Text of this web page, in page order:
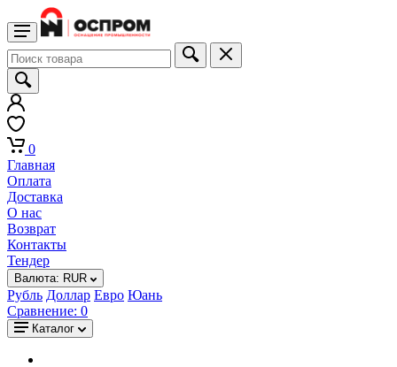
0
Главная
Оплата
Доставка
О нас
Возврат
Контакты
Тендер
Валюта: RUR
Рубль Доллар Евро Юань
Сравнение: 0
Каталог